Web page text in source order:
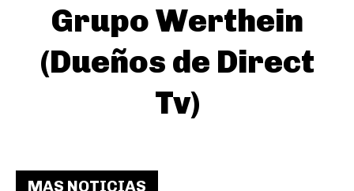
Grupo Werthein
(Dueños de Direct
Tv)
MAS NOTICIAS